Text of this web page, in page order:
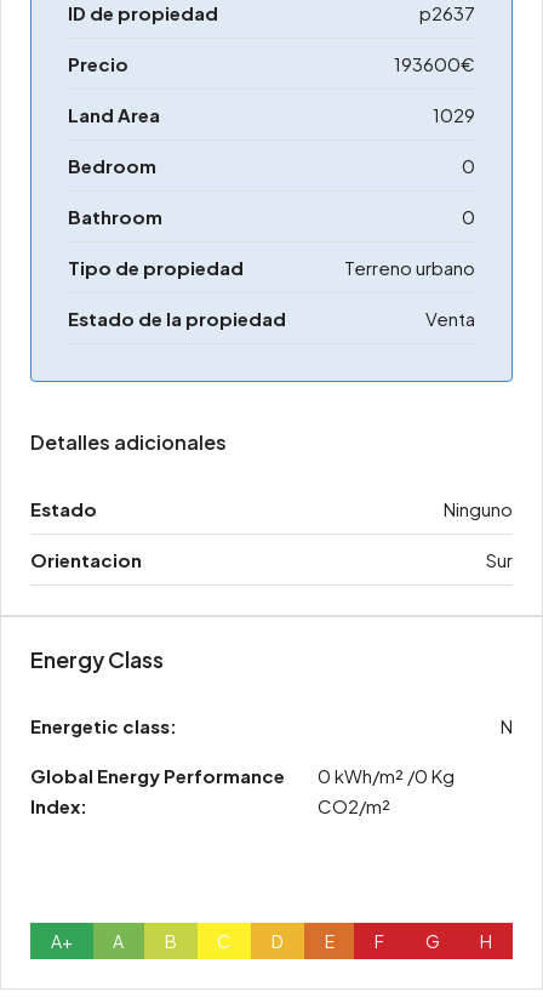
ID de propiedad p2637
Precio 193600€
Land Area 1029
Bedroom 0
Bathroom 0
Tipo de propiedad Terreno urbano
Estado de la propiedad Venta
Detalles adicionales
Estado Ninguno
Orientacion Sur
Energy Class
Energetic class: N
Global Energy Performance
Index:
0 kWh/m² /0 Kg
CO2/m²
A+ A B C D E F G H